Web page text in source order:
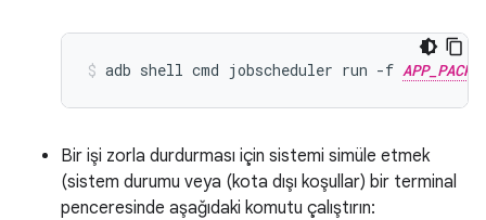
adb shell cmd jobscheduler run -f
Bir işi zorla durdurması için sistemi simüle etmek
(sistem durumu veya (kota dışı koşullar) bir terminal
penceresinde aşağıdaki komutu çalıştırın: